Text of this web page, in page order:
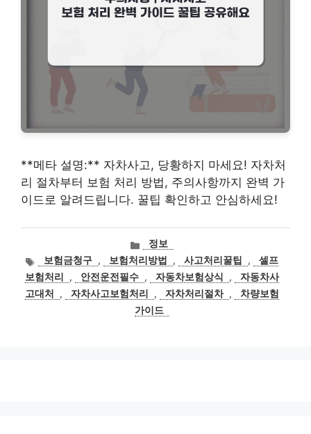
**메타 설명:** 자차사고, 당황하지 마세요! 자차처
리 절차부터 보험 처리 방법, 주의사항까지 완벽 가
이드로 알려드립니다. 꿀팁 확인하고 안심하세요!
카
테
고
리
정보
태
그
보험금청구 , 보험처리방법 , 사고처리꿀팁 ,
셀프
보험처리
, 안전운전필수 , 자동차보험상식 ,
자동차사
고대처
, 자차사고보험처리 , 자차처리절차 ,
차량보험
가이드